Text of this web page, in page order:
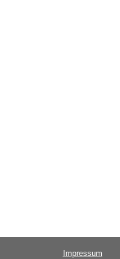
Impressum